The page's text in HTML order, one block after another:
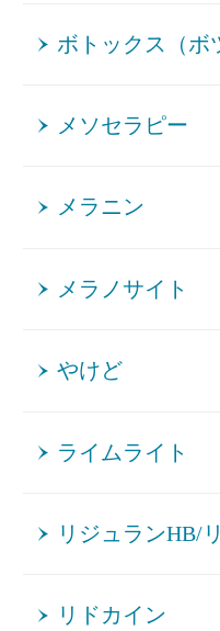
ボトックス（ボ
メソセラピー
メラニン
メラノサイト
やけど
ライムライト
リジュランHB/
リドカイン